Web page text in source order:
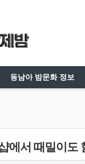
동남아 밤문화 정보
에서 때밀이도